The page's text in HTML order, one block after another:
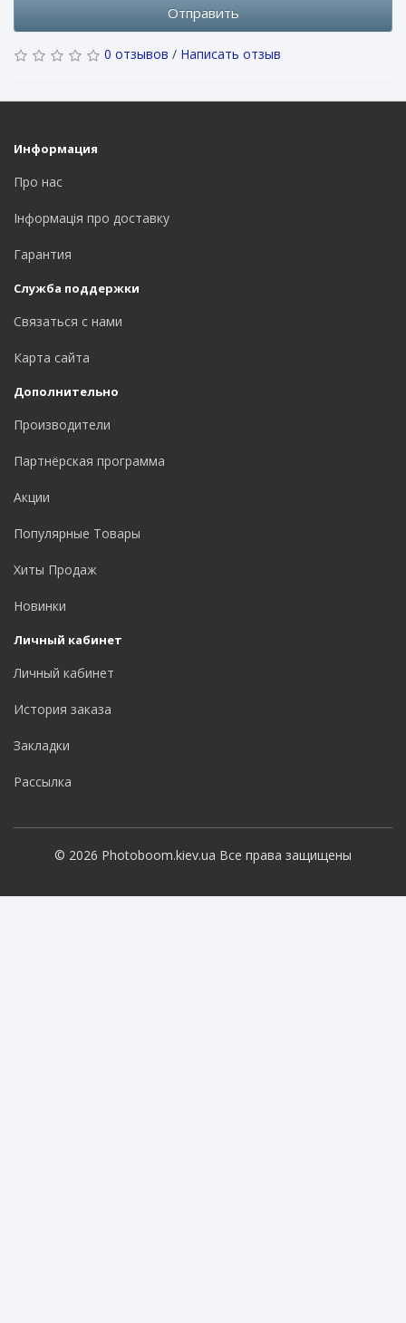
Отправить
0 отзывов / Написать отзыв
Информация
Про нас
Інформація про доставку
Гарантия
Служба поддержки
Связаться с нами
Карта сайта
Дополнительно
Производители
Партнёрская программа
Акции
Популярные Товары
Хиты Продаж
Новинки
Личный кабинет
Личный кабинет
История заказа
Закладки
Рассылка
© 2026 Photoboom.kiev.ua Все права защищены